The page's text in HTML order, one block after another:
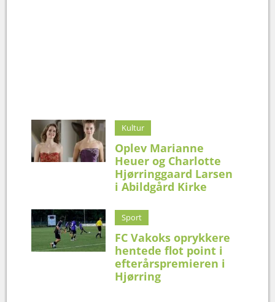
Kultur
Oplev Marianne
Heuer og Charlotte
Hjørringgaard Larsen
i Abildgård Kirke
Sport
FC Vakoks oprykkere
hentede flot point i
efterårspremieren i
Hjørring